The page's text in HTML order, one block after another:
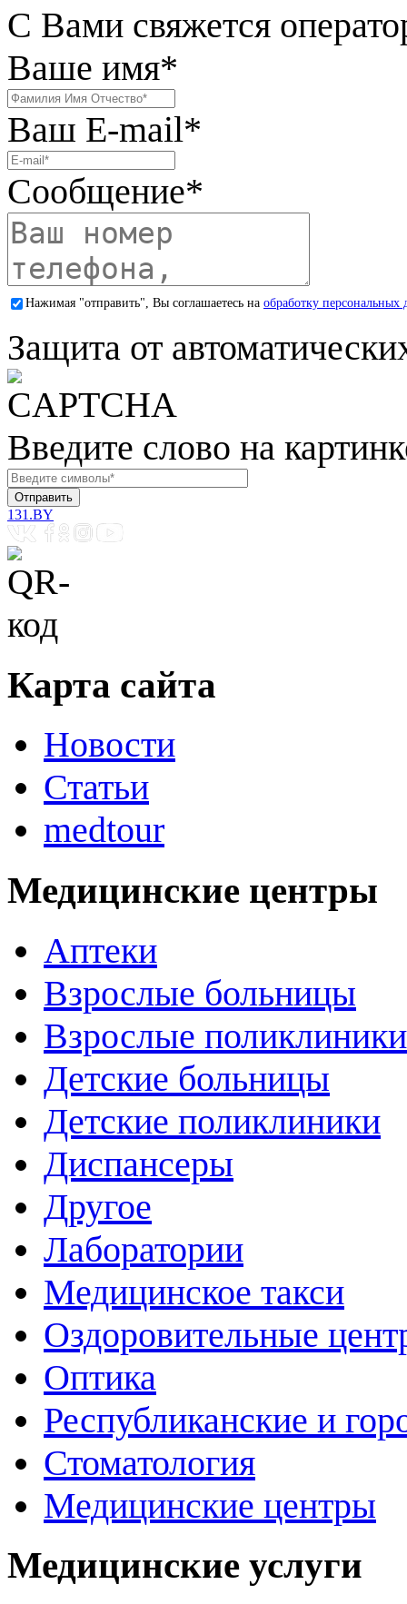
С Вами свяжется
Ваше имя*
Ваш E-mail*
Сообщение*
Нажимая "отправить", Вы соглашаетесь на обработку персональных
Защита от
Введите слово на
131.BY
Карта сайта
Новости
Статьи
medtour
Медицинские центры
Аптеки
Взрослые больницы
Взрослые поликлиники
Детские больницы
Детские поликлиники
Диспансеры
Другое
Лаборатории
Медицинское такси
Оздоровительные
Оптика
Республиканские и
Стоматология
Медицинские центры
Медицинские услуги